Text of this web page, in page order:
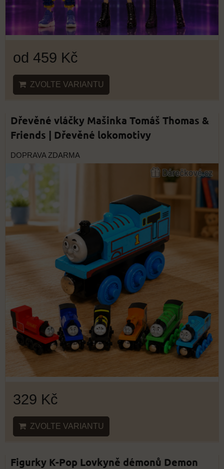
od 459 Kč
ZVOLTE VARIANTU
Dřevěné vláčky Mašinka Tomáš Thomas &
Friends | Dřevěné lokomotivy
DOPRAVA ZDARMA
329 Kč
ZVOLTE VARIANTU
Figurky K-Pop Lovkyně démonů Demon